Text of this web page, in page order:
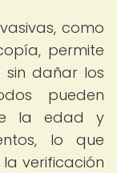
como
permite
dañar los
pueden
la edad y
lo que
verificación